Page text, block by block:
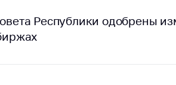
Важное
Республики одобрены